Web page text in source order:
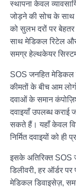
स्थापना केवल
जोड़ने की सोच के साथ
को सुलभ दरों पर बेहतर
साथ मेडिकल रिटेल
समग्र हेल्थकेयर
SOS जनहित मेडिकल
कीमतों के बीच आम
दवाओं के समान
दवाइयाँ उपलब्ध
सकते हैं। यहाँ केवल
निर्मित दवाइयों को ही
इसके अतिरिक्त SOS
डिलीवरी, हर ऑर्डर
मेडिकल डिवाइसेज़,